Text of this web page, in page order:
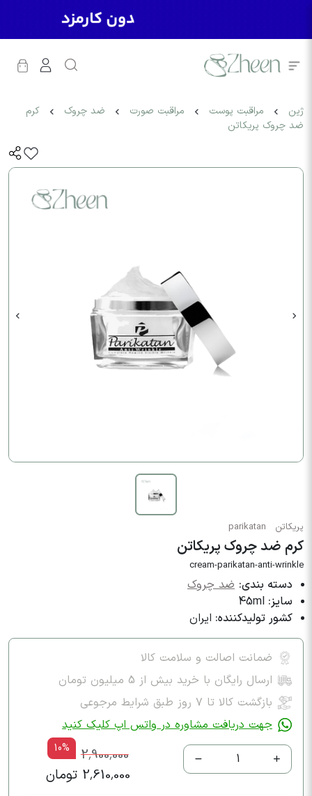
ژین مراقبت پوست مراقبت صورت ضد چروک
کرم
ضد چروک پریکاتن
پریکاتن parikatan
کرم ضد چروک پریکاتن
cream-parikatan-anti-wrinkle
دسته بندی: ضد چروک
سایز: 45ml
کشور تولیدکننده: ایران
ضمانت اصالت و سلامت کالا
ارسال رایگان با خرید بیش از 5 میلیون تومان
بازگشت کالا تا ۷ روز طبق شرایط مرجوعی
جهت دریافت مشاوره در واتس اپ کلیک کنید
1
2,900,000
10%
2,610,000 تومان